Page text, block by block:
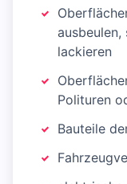
ausbeulen,
lackieren
Polituren
Bauteile